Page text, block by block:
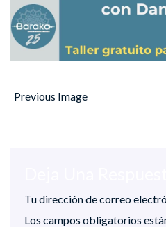
Previous Image
Tu dirección de correo
Los campos obligatorios